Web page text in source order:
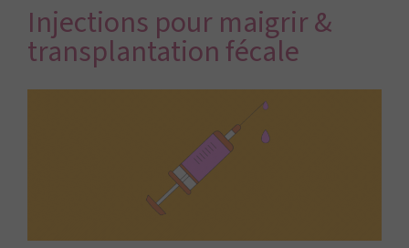
Injections pour maigrir &
transplantation fécale